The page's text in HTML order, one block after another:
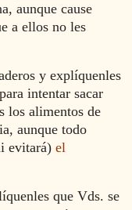
aunque cause
a ellos no les
y explíquenles
intentar sacar
los alimentos de
aunque todo
evitará) el
que Vds. se